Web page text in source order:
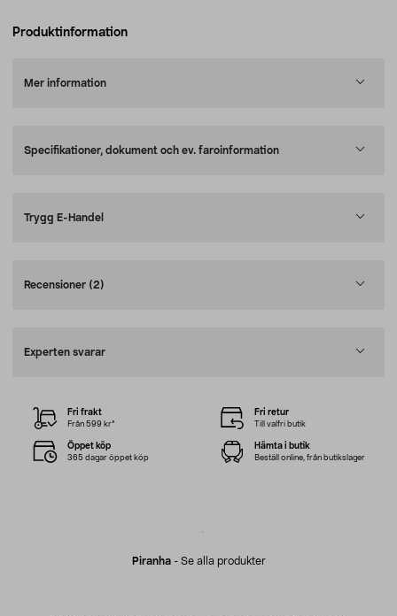
Produktinformation
Mer information
Specifikationer, dokument och ev. faroinformation
Trygg E-Handel
Recensioner (2)
Experten svarar
Piranha- Se alla produkter
Fri frakt
Från 599 kr*
Fri retur
Till valfri butik
Öppet köp
365 dagar öppet köp
Hämta i butik
Beställ online, från butikslager